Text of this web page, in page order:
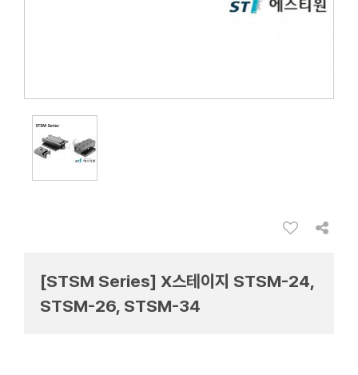
[STSM Series] X스테이지 STSM-24,
STSM-26, STSM-34